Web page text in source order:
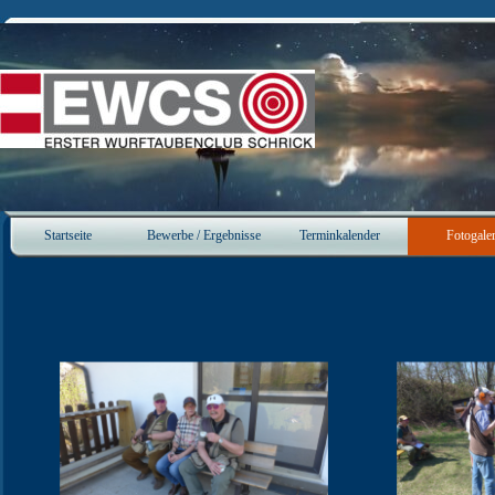
Startseite Bewerbe / Ergebnisse ▼
Terminkalender ▼